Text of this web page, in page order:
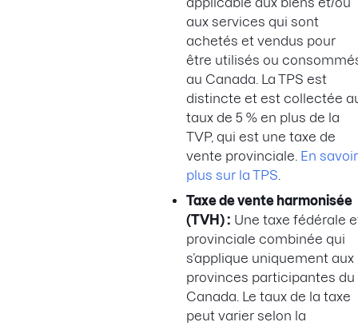
aux services qui sont
achetés et vendus pour
être utilisés ou
au Canada. La TPS est
distincte et est collectée
taux de 5 % en plus de la
TVP, qui est une taxe de
vente provinciale. En savoir
plus sur la TPS
Taxe de vente harmonisée
(TVH) : Une taxe fédérale
provinciale combinée qui
s’applique uniquement aux
provinces participantes du
Canada. Le taux de la taxe
peut varier selon la